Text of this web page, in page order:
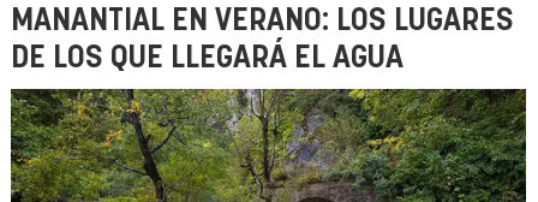
MANANTIAL EN VERANO: LOS LUGARES
DE LOS QUE LLEGARÁ EL AGUA